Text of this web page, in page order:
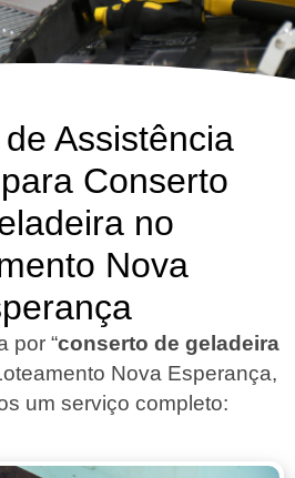
Assistência
Conserto
no
Nova
por “conserto de geladeira
Nova Esperança,
um serviço completo: